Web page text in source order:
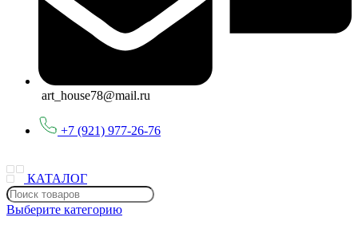
art_house78@mail.ru
+7 (921) 977-26-76
КАТАЛОГ
Выберите категорию